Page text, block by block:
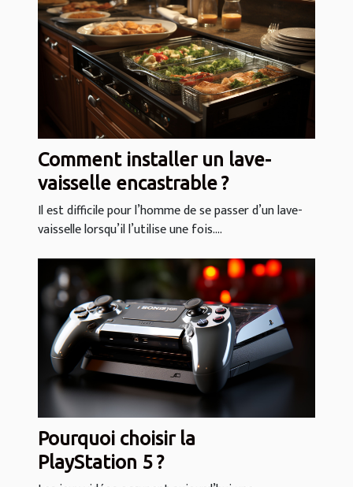
Comment installer un lave-
vaisselle encastrable ?
Il est difficile pour l’homme de se passer d’un lave-
vaisselle lorsqu’il l’utilise une fois....
Pourquoi choisir la
PlayStation 5 ?